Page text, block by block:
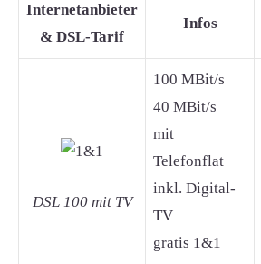
Internetanbieter
& DSL-Tarif
Infos
DSL 100 mit TV
100 MBit/s
40 MBit/s
mit
Telefonflat
inkl. Digital-
TV
gratis 1&1